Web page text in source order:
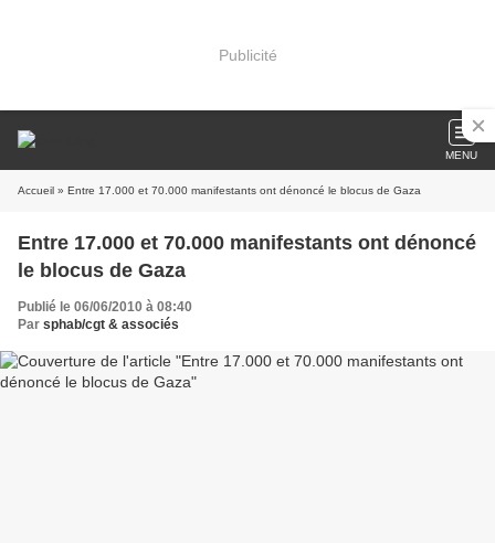
Publicité
MENU
Accueil » Entre 17.000 et 70.000 manifestants ont dénoncé le blocus de Gaza
Entre 17.000 et 70.000 manifestants ont dénoncé
le blocus de Gaza
Publié le 06/06/2010 à 08:40
Par sphab/cgt & associés